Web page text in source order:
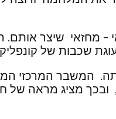
מחזאי שיצר
שכבות של
המשבר המרכזי
ובכך מציג מראה